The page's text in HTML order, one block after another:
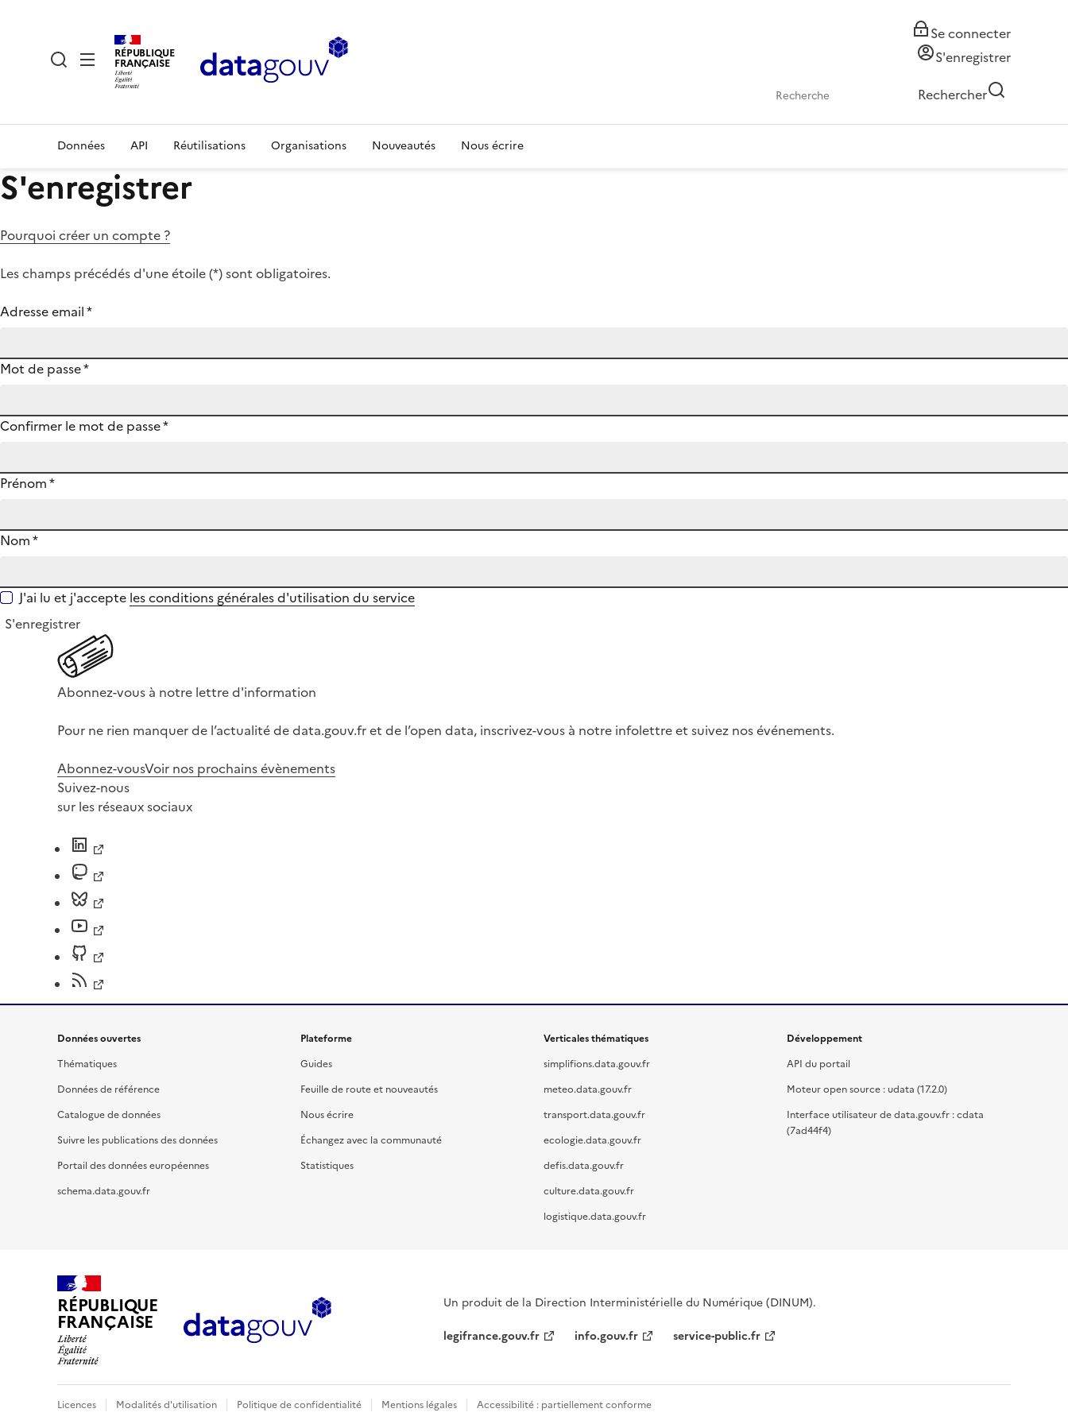
RÉPUBLIQUE
FRANÇAISE
Se connecter
S'enregistrer
Rechercher
Données API Réutilisations Organisations Nouveautés Nous écrire
S'enregistrer
Pourquoi créer un compte ?
Les champs précédés d'une étoile (*) sont obligatoires.
Adresse email*
Mot de passe*
Confirmer le mot de passe*
Prénom*
Nom*
J'ai lu et j'accepte les conditions générales d'utilisation du service
S'enregistrer
Abonnez-vous à notre lettre d'information
Pour ne rien manquer de l’actualité de data.gouv.fr et de l’open data, inscrivez-vous à notre infolettre et suivez nos événements.
Abonnez-vousVoir nos prochains évènements
Suivez-nous
sur les réseaux sociaux
Données ouvertes
Thématiques
Données de référence
Catalogue de données
Suivre les publications des données
Portail des données européennes
schema.data.gouv.fr
Plateforme
Guides
Feuille de route et nouveautés
Nous écrire
Échangez avec la communauté
Statistiques
Verticales thématiques
simplifions.data.gouv.fr
meteo.data.gouv.fr
transport.data.gouv.fr
ecologie.data.gouv.fr
defis.data.gouv.fr
culture.data.gouv.fr
logistique.data.gouv.fr
Développement
API du portail
Moteur open source : udata (17.2.0)
Interface utilisateur de data.gouv.fr : cdata
(7ad44f4)
RÉPUBLIQUE
FRANÇAISE
Un produit de la Direction Interministérielle du Numérique (DINUM).
legifrance.gouv.fr
info.gouv.fr service-public.fr
Licences Modalités d'utilisation Politique de confidentialité Mentions légales Accessibilité : partiellement conforme